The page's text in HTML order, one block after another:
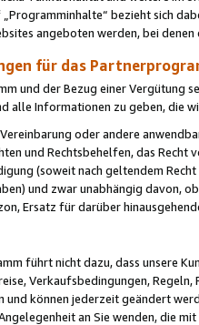
bezieht sich
angeboten werden, bei
für das
und der Bezug einer Vergütung
alle Informationen zu geben, die
oder andere
und Rechtsbehelfen, das
(soweit nach geltendem
und zwar unabhängig davon,
Ersatz für darüber
führt nicht dazu, dass unsere
Verkaufsbedingungen,
können jederzeit geändert
an Sie wenden, die